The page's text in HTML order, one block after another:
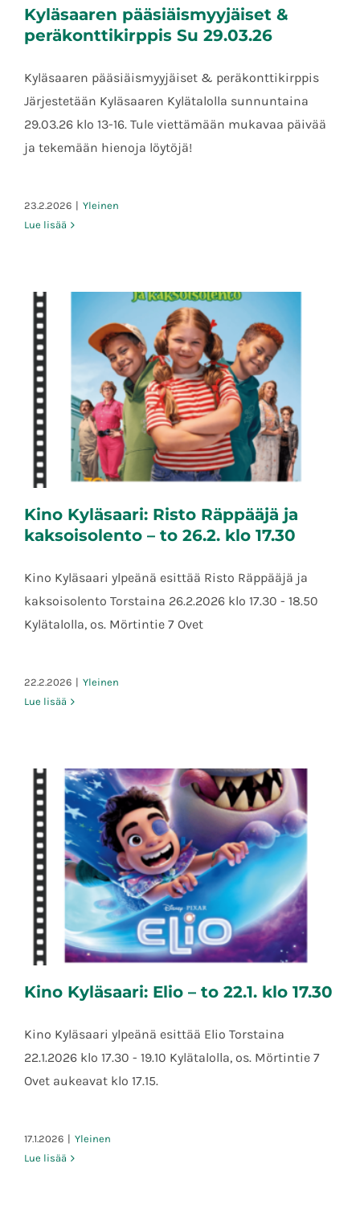
Kyläsaaren pääsiäismyyjäiset &
peräkonttikirppis Su 29.03.26
Kyläsaaren pääsiäismyyjäiset &
peräkonttikirppis Su 29.03.26
Kyläsaaren pääsiäismyyjäiset & peräkonttikirppis
Järjestetään Kyläsaaren Kylätalolla sunnuntaina
29.03.26 klo 13-16. Tule viettämään mukavaa päivää
ja tekemään hienoja löytöjä!
23.2.2026 | Yleinen
Lue lisää
Kino Kyläsaari: Risto Räppääjä ja
kaksoisolento – to 26.2. klo 17.30
Kino Kyläsaari: Risto Räppääjä ja
kaksoisolento – to 26.2. klo 17.30
Kino Kyläsaari ylpeänä esittää Risto Räppääjä ja
kaksoisolento Torstaina 26.2.2026 klo 17.30 - 18.50
Kylätalolla, os. Mörtintie 7 Ovet
22.2.2026 | Yleinen
Lue lisää
Kino Kyläsaari: Elio – to 22.1. klo 17.30
Kino Kyläsaari: Elio – to 22.1. klo 17.30
Kino Kyläsaari ylpeänä esittää Elio Torstaina
22.1.2026 klo 17.30 - 19.10 Kylätalolla, os. Mörtintie 7
Ovet aukeavat klo 17.15.
17.1.2026 | Yleinen
Lue lisää